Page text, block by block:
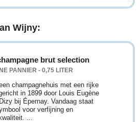
Wijny:
brut selection
PANNIER - 0,75 LITER
champagnehuis met een rijke
in 1899 door Louis Eugène
bij Épernay. Vandaag staat
voor verfijning en
...